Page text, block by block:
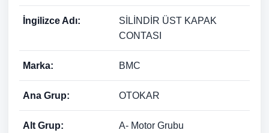
İngilizce Adı:
SİLİNDİR ÜST KAPAK
CONTASI
Marka: BMC
Ana Grup: OTOKAR
Alt Grup: A- Motor Grubu